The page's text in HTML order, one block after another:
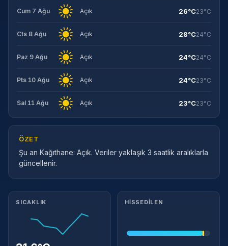
Cum 7 Ağu Açık 26°C23°C
Cts 8 Ağu Açık 28°C24°C
Paz 9 Ağu Açık 24°C24°C
Pts 10 Ağu Açık 24°C23°C
Sal 11 Ağu Açık 23°C23°C
ÖZET
Şu an Kağıthane: Açık. Veriler yaklaşık 3 saatlik aralıklarla
güncellenir.
Meteorolojik ayrıntılar
SICAKLIK HISSEDILEN